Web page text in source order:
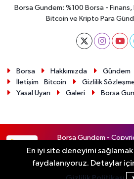
Borsa Gundem: %100 Borsa -
Bitcoin ve Kripto Para
Borsa Hakkımızda Gündem
İletişim
Bitcoin Gizlilik
Yasal Uyarı
Galeri Borsa
Borsa Gundem -
Haber Yazılımı:TE
En iyi site deneyimi
faydalanıyoruz. Detaylar